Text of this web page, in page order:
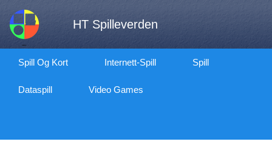
HT Spilleverden
Spill Og Kort Internett-Spill Spill
Dataspill Video Games